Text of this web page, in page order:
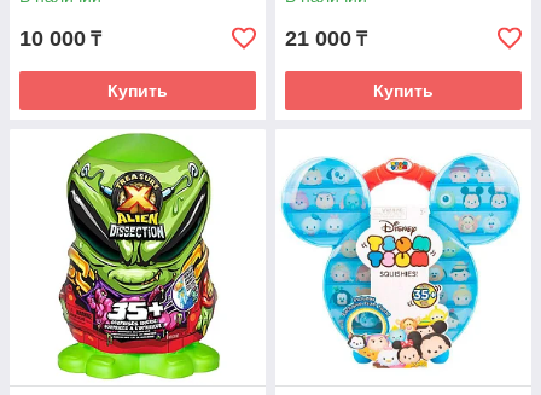
10 000 ₸
Купить
21 000 ₸
Купить